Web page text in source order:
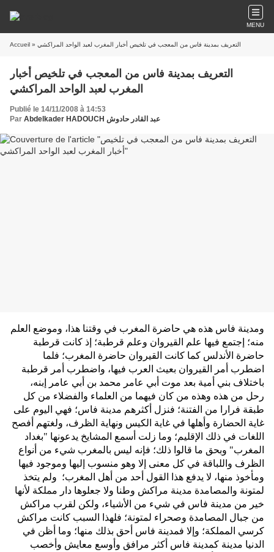
MENU
Accueil » التعريف بمدينة فاس من المعجب في تلخيص أخبار المغرب لعبد الواحد المراكشي
التعريف بمدينة فاس من المعجب في تلخيص أخبار
المغرب لعبد الواحد المراكشي
Publié le 14/11/2008 à 14:53
Par
Abdelkader HADOUCH عبد القادر حادوش
ومدينة فاس هذه هي حاضرة المغرب في وقتنا هذا، وموضع العلم
منه؛ إجتمع فيها علم القيروان وعلم قرطبة؛ إذ كانت قرطبة
حاضرة الأندلس كما كانت القيروان حاضرة المغرب؛ فلما
اضطرب أمر القيروان بعيث العرب فيها، واضطرب أمر قرطبة
باختلاف بني أمية بعد موت أبي عامر محمد بن أبي عامر إبنه،
رحل من هذه وهذه من كان فيهما من العلماء والفضلاء من كل
طبقة فرارا من الفتنة؛ فنزل أكثرهم مدينة فاس؛ فهي اليوم على
غاية الحضارة وأهلها في غاية الكيس ونهاية الظرف، ولغتهم أفصح
اللغات في ذلك الإقليم؛ وما زلت أسمع المشايخ يدعونها "بغداد
المغرب" وبحق ما قالوا ذلك؛ فإنه ليس بالمغرب شيء من أنواع
الظرف واللباقة في كل معنى إلا وهو منسوب إليها وموجود فيها
ومأخوذ منها، لا يدفع هذا القول أحد من أهل المغرب؛ ولم يتخذ
لمتونة والمصامدة مدينة مراكش وطنا ولا جعلوها دار مملكة لأنها
خير من مدينة فاس في شيء من الأشياء، ولكن لقرب مراكش
من جبال المصامدة وصحراء لمتونة؛ فلهذا السبب كانت مراكش
كرسي المملكة؛ وإلا فمدينة فاس أحق بذلك منها؛ وما أظن في
الدنيا مدينة كمدينة فاس أكثر مرافق وأوسع معايش وأخصب